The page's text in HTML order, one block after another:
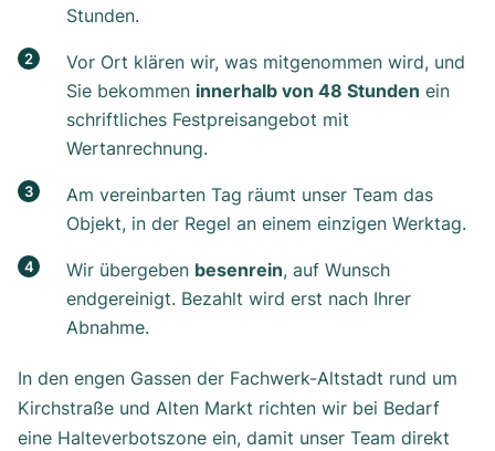
Stunden.
Vor Ort klären wir, was mitgenommen wird, und
Sie bekommen innerhalb von 48 Stunden ein
schriftliches Festpreisangebot mit
Wertanrechnung.
Am vereinbarten Tag räumt unser Team das
Objekt, in der Regel an einem einzigen Werktag.
Wir übergeben besenrein, auf Wunsch
endgereinigt. Bezahlt wird erst nach Ihrer
Abnahme.
In den engen Gassen der Fachwerk-Altstadt rund um
Kirchstraße und Alten Markt richten wir bei Bedarf
eine Halteverbotszone ein, damit unser Team direkt